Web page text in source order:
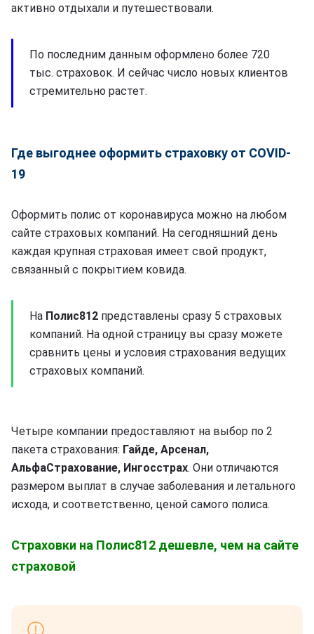
активно отдыхали и путешествовали.
По последним данным оформлено более 720
тыс. страховок. И сейчас число новых клиентов
стремительно растет.
Где выгоднее оформить страховку от COVID-
19
Оформить полис от коронавируса можно на любом
сайте страховых компаний. На сегодняшний день
каждая крупная страховая имеет свой продукт,
связанный с покрытием ковида.
На Полис812 представлены сразу 5 страховых
компаний. На одной страницу вы сразу можете
сравнить цены и условия страхования ведущих
страховых компаний.
Четыре компании предоставляют на выбор по 2
пакета страхования: Гайде, Арсенал,
АльфаСтрахование, Ингосстрах. Они отличаются
размером выплат в случае заболевания и летального
исхода, и соответственно, ценой самого полиса.
Страховки на Полис812 дешевле, чем на сайте
страховой